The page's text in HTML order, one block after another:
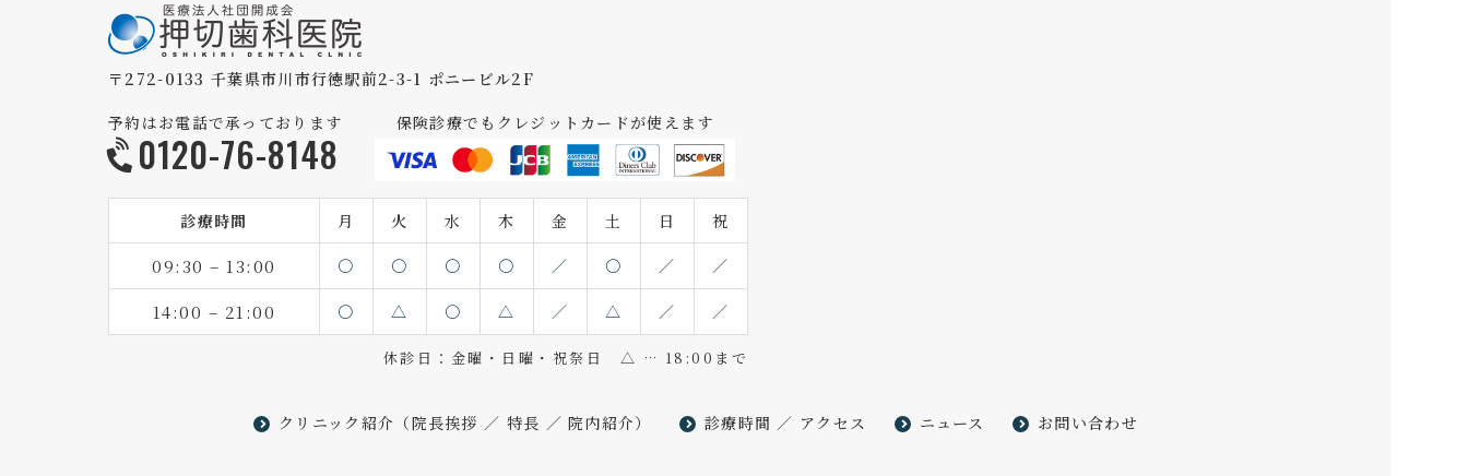
〒272-0133 千葉県市川市行徳駅前2-3-1 ポニービル2F
予約はお電話で承っております
0120-76-8148
保険診療でもクレジットカードが使えます
診療時間 月 火 水 木 金 土 日 祝
09:30 – 13:00 〇 〇 〇 〇 ／ 〇 ／ ／
14:00 – 21:00 〇 △ 〇 △ ／ △ ／ ／
休診日：金曜・日曜・祝祭日 △ … 18:00まで
クリニック紹介 （院長挨拶 ／ 特長 ／院内紹介） 診療時間 ／ アクセス ニュース お問い合わせ